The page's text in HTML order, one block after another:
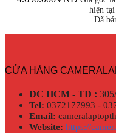
hiện
Đã
CỬA HÀNG
ĐC HCM - TĐ :
Tel: 0372177993 -
Email:
Website: https://